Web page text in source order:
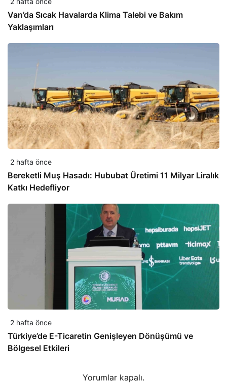
Van’da Sıcak Havalarda Klima Talebi ve Bakım
Yaklaşımları
2 hafta önce
Bereketli Muş Hasadı: Hububat Üretimi 11 Milyar Liralık
Katkı Hedefliyor
2 hafta önce
Türkiye’de E-Ticaretin Genişleyen Dönüşümü ve
Bölgesel Etkileri
Yorumlar kapalı.